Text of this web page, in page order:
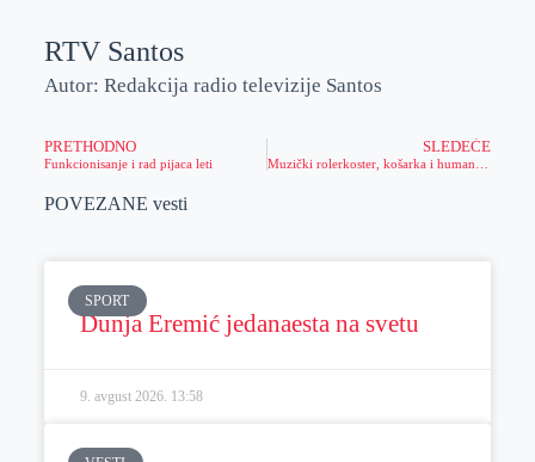
RTV Santos
Autor: Redakcija radio televizije Santos
PRETHODNO
Funkcionisanje i rad pijaca leti
SLEDEĆE
POVEZANE vesti
SPORT
Dunja Eremić jedanaesta na svetu
9. avgust 2026. 13:58